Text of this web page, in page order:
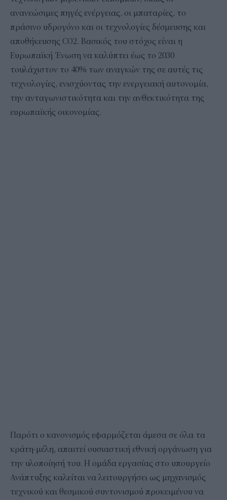
ανανεώσιμες πηγές ενέργειας, οι μπαταρίες, το
πράσινο υδρογόνο και οι τεχνολογίες δέσμευσης και
αποθήκευσης CO2. Βασικός του στόχος είναι η
Ευρωπαϊκή Ένωση να καλύπτει έως το 2030
τουλάχιστον το 40% των αναγκών της σε αυτές τις
τεχνολογίες, ενισχύοντας την ενεργειακή αυτονομία,
την ανταγωνιστικότητα και την ανθεκτικότητα της
ευρωπαϊκής οικονομίας.
Παρότι ο κανονισμός εφαρμόζεται άμεσα σε όλα τα
κράτη-μέλη, απαιτεί ουσιαστική εθνική οργάνωση για
την υλοποίησή του. Η ομάδα εργασίας στο υπουργείο
Ανάπτυξης καλείται να λειτουργήσει ως μηχανισμός
τεχνικού και θεσμικού συντονισμού προκειμένου να